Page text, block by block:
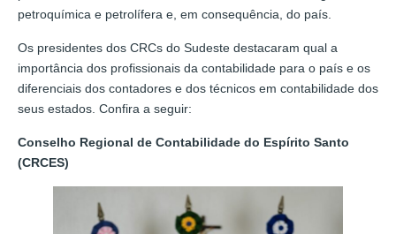
petroquímica e petrolífera e, em consequência, do país.
Os presidentes dos CRCs do Sudeste destacaram qual a
importância dos profissionais da contabilidade para o país e os
diferenciais dos contadores e dos técnicos em contabilidade dos
seus estados. Confira a seguir:
Conselho Regional de Contabilidade do Espírito Santo
(CRCES)